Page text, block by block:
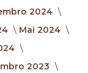
2024
Mai 2024
2023